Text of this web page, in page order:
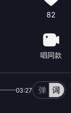
82
唱同款
03:27